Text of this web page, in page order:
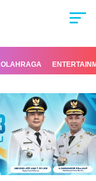
OLAHRAGA